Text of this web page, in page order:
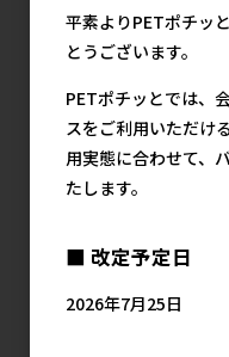
すべての猫用フード
イースター(直
平素よりPETポチッ
とうございます。
PETポチッとでは、
スをご利用いただけ
用実態に合わせて、
たします。
■ 改定予定日
2026年7月25日